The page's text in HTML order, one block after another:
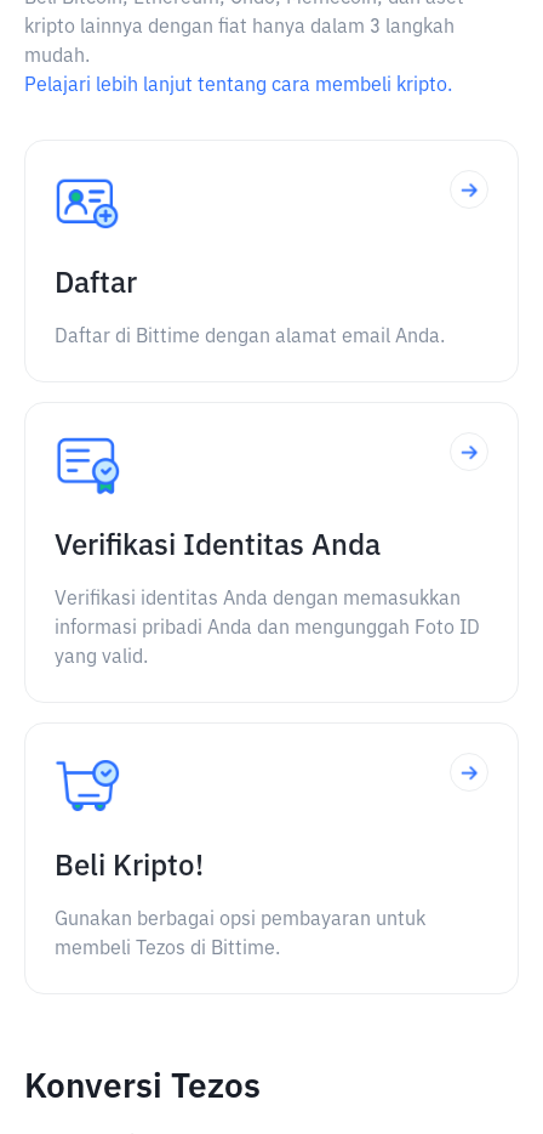
kripto lainnya dengan fiat hanya dalam 3 langkah
mudah.
Pelajari lebih lanjut tentang cara membeli kripto.
Daftar
Daftar di Bittime dengan alamat email Anda.
Verifikasi Identitas Anda
Verifikasi identitas Anda dengan memasukkan
informasi pribadi Anda dan mengunggah Foto ID
yang valid.
Beli Kripto!
Gunakan berbagai opsi pembayaran untuk
membeli Tezos di Bittime.
Konversi Tezos